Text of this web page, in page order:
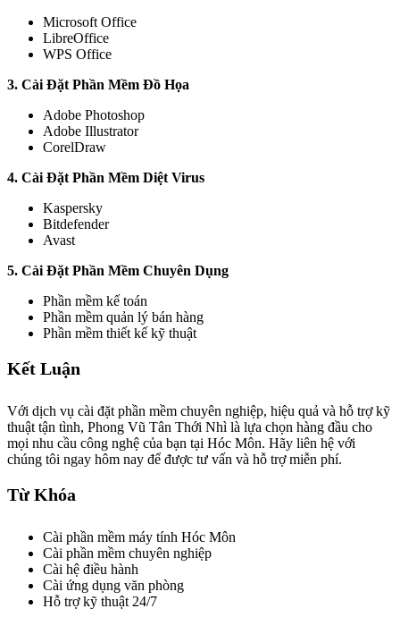
Microsoft Office
LibreOffice
WPS Office
3. Cài Đặt Phần Mềm Đồ Họa
Adobe Photoshop
Adobe Illustrator
CorelDraw
4. Cài Đặt Phần Mềm Diệt Virus
Kaspersky
Bitdefender
Avast
5. Cài Đặt Phần Mềm Chuyên Dụng
Phần mềm kế toán
Phần mềm quản lý bán hàng
Phần mềm thiết kế kỹ thuật
Kết Luận
Với dịch vụ cài đặt phần mềm chuyên nghiệp, hiệu quả và hỗ trợ kỹ
thuật tận tình, Phong Vũ Tân Thới Nhì là lựa chọn hàng đầu cho
mọi nhu cầu công nghệ của bạn tại Hóc Môn. Hãy liên hệ với
chúng tôi ngay hôm nay để được tư vấn và hỗ trợ miễn phí.
Từ Khóa
Cài phần mềm máy tính Hóc Môn
Cài phần mềm chuyên nghiệp
Cài hệ điều hành
Cài ứng dụng văn phòng
Hỗ trợ kỹ thuật 24/7